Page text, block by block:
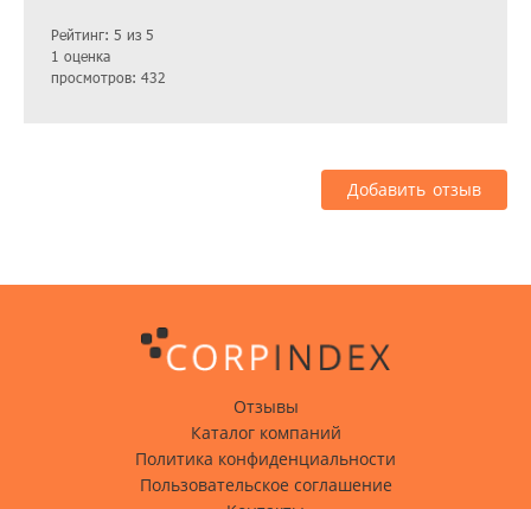
Рейтинг: 5 из 5
1 оценка
просмотров: 432
Добавить отзыв
Отзывы
Каталог компаний
Политика конфиденциальности
Пользовательское соглашение